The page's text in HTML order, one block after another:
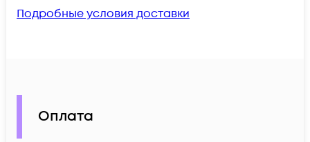
Подробные условия доставки
Оплата